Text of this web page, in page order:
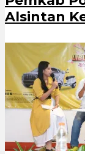
Alsintan